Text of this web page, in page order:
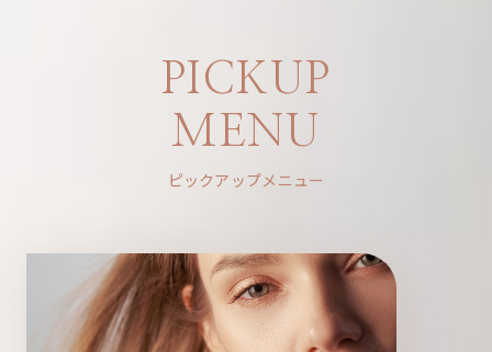
PICKUP
MENU
ピックアップメニュー